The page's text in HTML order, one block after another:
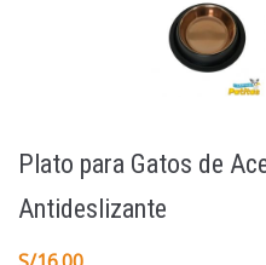
Plato para Gatos de
Antideslizante